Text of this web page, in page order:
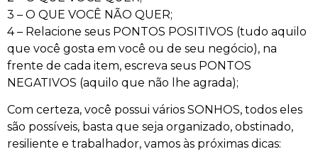
3 – O QUE VOCÊ NÃO QUER;
4 – Relacione seus PONTOS POSITIVOS (tudo aquilo
que você gosta em você ou de seu negócio), na
frente de cada item, escreva seus PONTOS
NEGATIVOS (aquilo que não lhe agrada);
Com certeza, você possui vários SONHOS, todos eles
são possíveis, basta que seja organizado, obstinado,
resiliente e trabalhador, vamos às próximas dicas: